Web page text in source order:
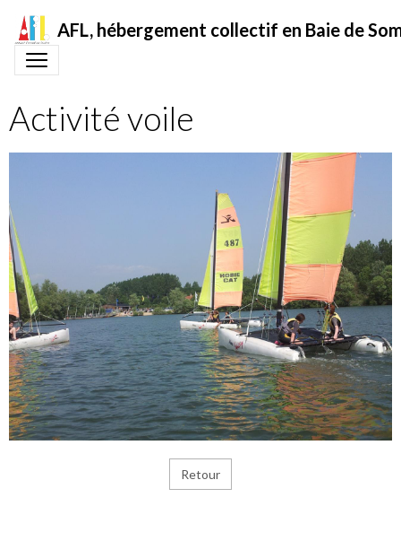
AFL, hébergement collectif en Baie de
Activité voile
Retour